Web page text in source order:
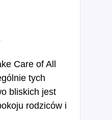
Care of All
tych
bliskich jest
rodziców i